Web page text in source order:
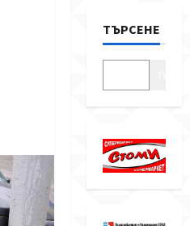
ТЪРСЕНЕ